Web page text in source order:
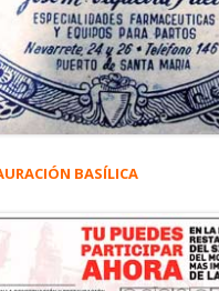
BASÍLICA